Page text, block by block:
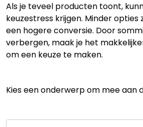
Als je teveel producten toont,
keuzestress krijgen. Minder opties
een hogere conversie. Door
verbergen, maak je het
om een keuze te maken.
Kies een onderwerp om mee aan